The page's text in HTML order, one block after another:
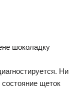
шоколадку
Ни
щеток